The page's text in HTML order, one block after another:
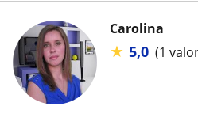
Carolina
★ 5,0 (1